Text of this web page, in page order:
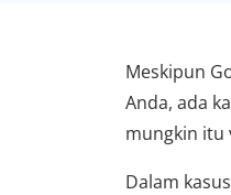
Meskipun
Anda, ada
mungkin itu
Dalam